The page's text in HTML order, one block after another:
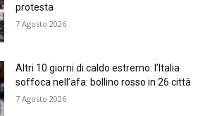
protesta
7 Agosto 2026
Altri 10 giorni di caldo estremo: l’Italia
soffoca nell’afa: bollino rosso in 26 città
7 Agosto 2026